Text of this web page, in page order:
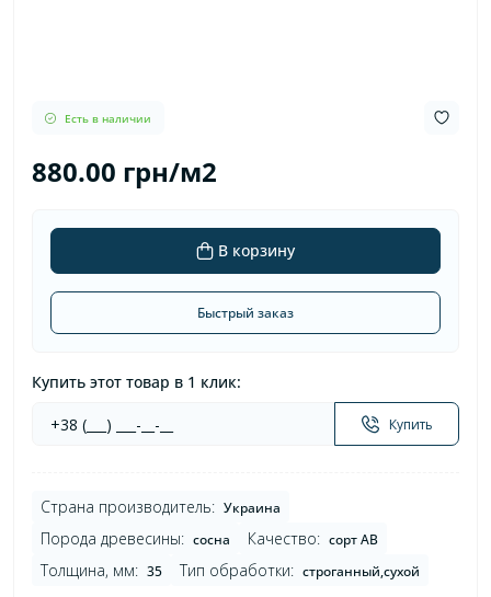
Есть в наличии
880.00 грн/м2
В корзину
Быстрый заказ
Купить этот товар в 1 клик:
Купить
Страна производитель: Украина
Порода древесины: сосна Качество: сорт AB
Толщина, мм: 35 Тип обработки: строганный,сухой